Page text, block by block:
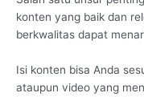
konten yang baik dan
berkwalitas dapat
Isi konten bisa Anda
ataupun video yang